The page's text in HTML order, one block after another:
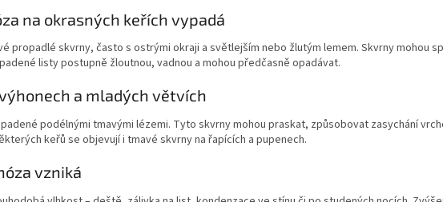
na okrasných keřích vypadá
propadlé skvrny, často s ostrými okraji a světlejším nebo žlutým lemem. Skvrny mohou
listy postupně žloutnou, vadnou a mohou předčasně opadávat.
a mladých větvích
podélnými tmavými lézemi. Tyto skvrny mohou praskat, způsobovat zasychání
keřů se objevují i tmavé skvrny na řapících a pupenech.
vzniká